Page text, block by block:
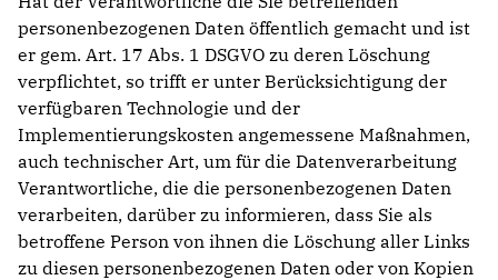
personenbezogenen Daten öffentlich gemacht und ist
er gem. Art. 17 Abs. 1 DSGVO zu deren Löschung
verpflichtet, so trifft er unter Berücksichtigung der
verfügbaren Technologie und der
Implementierungskosten angemessene Maßnahmen,
auch technischer Art, um für die Datenverarbeitung
Verantwortliche, die die personenbezogenen Daten
verarbeiten, darüber zu informieren, dass Sie als
betroffene Person von ihnen die Löschung aller Links
zu diesen personenbezogenen Daten oder von Kopien